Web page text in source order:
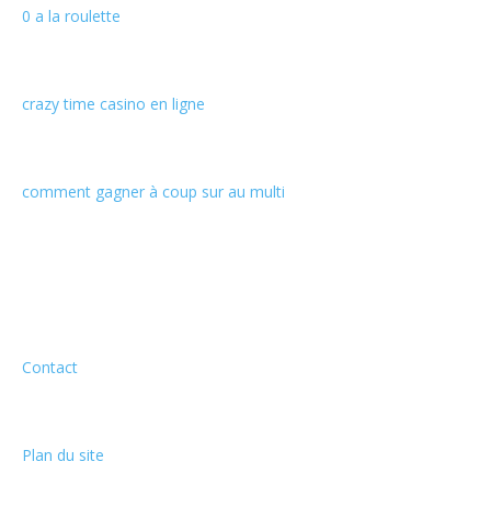
0 a la roulette
crazy time casino en ligne
comment gagner à coup sur au multi
Contact
Plan du site